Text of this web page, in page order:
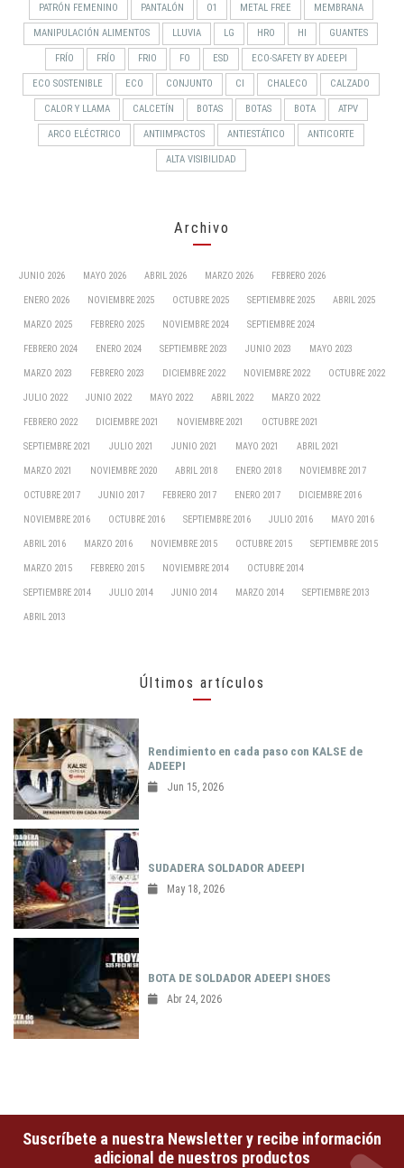
PATRÓN FEMENINO PANTALÓN O1 METAL FREE MEMBRANA
MANIPULACIÓN ALIMENTOS LLUVIA LG HRO HI GUANTES
FRÍO FRÍO FRIO FO ESD ECO-SAFETY BY ADEEPI
ECO SOSTENIBLE ECO CONJUNTO CI CHALECO CALZADO
CALOR Y LLAMA CALCETÍN BOTAS BOTAS BOTA ATPV
ARCO ELÉCTRICO ANTIIMPACTOS ANTIESTÁTICO ANTICORTE
ALTA VISIBILIDAD
Archivo
JUNIO 2026 MAYO 2026 ABRIL 2026 MARZO 2026 FEBRERO 2026
ENERO 2026 NOVIEMBRE 2025 OCTUBRE 2025 SEPTIEMBRE 2025 ABRIL 2025
MARZO 2025 FEBRERO 2025 NOVIEMBRE 2024 SEPTIEMBRE 2024
FEBRERO 2024 ENERO 2024 SEPTIEMBRE 2023 JUNIO 2023 MAYO 2023
MARZO 2023 FEBRERO 2023 DICIEMBRE 2022 NOVIEMBRE 2022 OCTUBRE 2022
JULIO 2022 JUNIO 2022 MAYO 2022 ABRIL 2022 MARZO 2022
FEBRERO 2022 DICIEMBRE 2021 NOVIEMBRE 2021 OCTUBRE 2021
SEPTIEMBRE 2021 JULIO 2021 JUNIO 2021 MAYO 2021 ABRIL 2021
MARZO 2021 NOVIEMBRE 2020 ABRIL 2018 ENERO 2018 NOVIEMBRE 2017
OCTUBRE 2017 JUNIO 2017 FEBRERO 2017 ENERO 2017 DICIEMBRE 2016
NOVIEMBRE 2016 OCTUBRE 2016 SEPTIEMBRE 2016 JULIO 2016 MAYO 2016
ABRIL 2016 MARZO 2016 NOVIEMBRE 2015 OCTUBRE 2015 SEPTIEMBRE 2015
MARZO 2015 FEBRERO 2015 NOVIEMBRE 2014 OCTUBRE 2014
SEPTIEMBRE 2014 JULIO 2014 JUNIO 2014 MARZO 2014 SEPTIEMBRE 2013
ABRIL 2013
Últimos artículos
Rendimiento en cada paso con KALSE de
ADEEPI
Jun 15, 2026
SUDADERA SOLDADOR ADEEPI
May 18, 2026
BOTA DE SOLDADOR ADEEPI SHOES
Abr 24, 2026
Suscríbete a nuestra Newsletter y recibe información
adicional de nuestros productos